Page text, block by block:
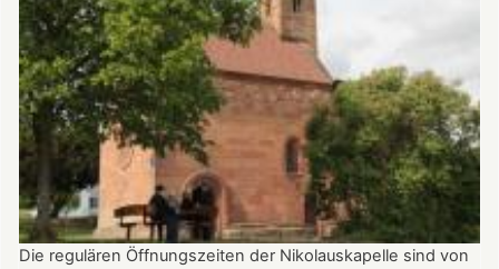
Die regulären Öffnungszeiten der Nikolauskapelle sind von